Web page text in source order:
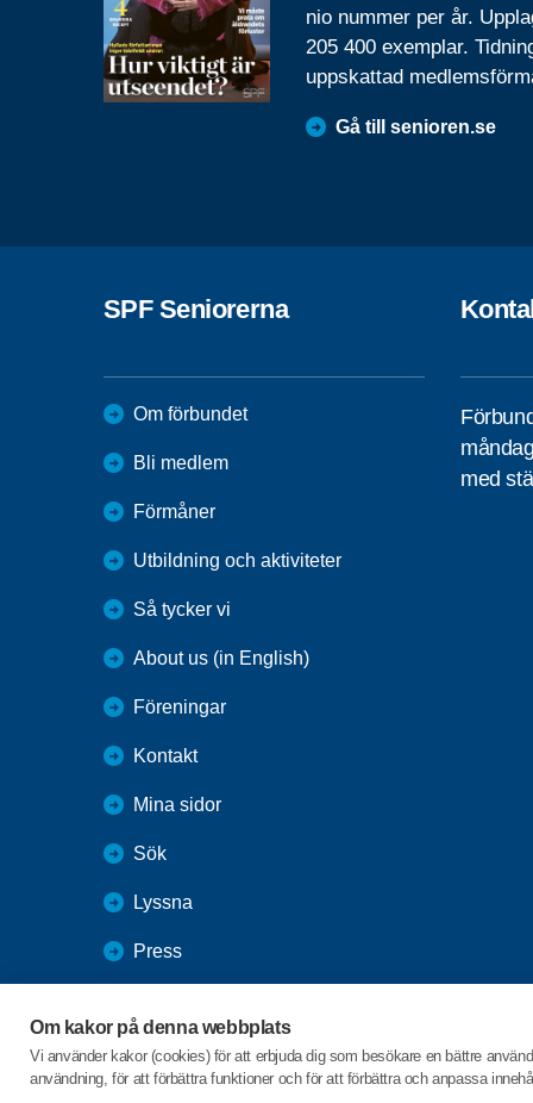
Om kakor på denna webbplats
Vi använder kakor (cookies) för att erbjuda dig som besökare en bättre
användning, för att förbättra funktioner och för att förbättra och anpassa
nio nummer per år.
205 400 exemplar.
uppskattad
Gå till senioren.se
SPF Seniorerna
Om förbundet
Bli medlem
Förmåner
Utbildning och aktiviteter
Så tycker vi
About us (in English)
Föreningar
Kontakt
Mina sidor
Sök
Lyssna
Press
SPF Seniorernas intranät
med